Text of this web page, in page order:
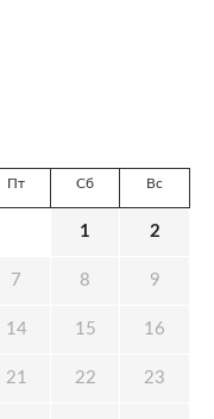
Пт Сб Вс
1 2
7 8 9
14 15 16
21 22 23